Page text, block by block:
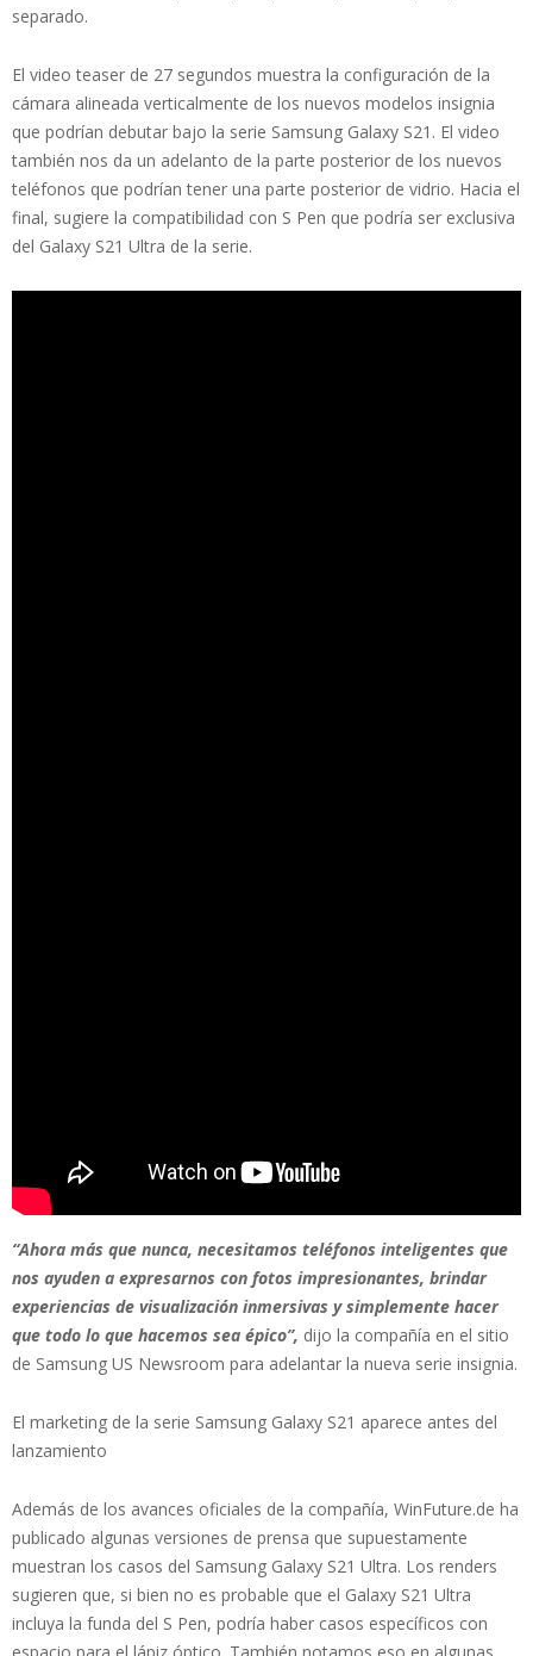
separado.
El video teaser de 27 segundos muestra la configuración de la
cámara alineada verticalmente de los nuevos modelos insignia
que podrían debutar bajo la serie Samsung Galaxy S21. El video
también nos da un adelanto de la parte posterior de los nuevos
teléfonos que podrían tener una parte posterior de vidrio. Hacia el
final, sugiere la compatibilidad con S Pen que podría ser exclusiva
del Galaxy S21 Ultra de la serie.
“Ahora más que nunca, necesitamos teléfonos inteligentes que
nos ayuden a expresarnos con fotos impresionantes, brindar
experiencias de visualización inmersivas y simplemente hacer
que todo lo que hacemos sea épico”, dijo la compañía en el sitio
de Samsung US Newsroom para adelantar la nueva serie insignia.
El marketing de la serie Samsung Galaxy S21 aparece antes del
lanzamiento
Además de los avances oficiales de la compañía, WinFuture.de ha
publicado algunas versiones de prensa que supuestamente
muestran los casos del Samsung Galaxy S21 Ultra. Los renders
sugieren que, si bien no es probable que el Galaxy S21 Ultra
incluya la funda del S Pen, podría haber casos específicos con
espacio para el lápiz óptico. También notamos eso en algunas